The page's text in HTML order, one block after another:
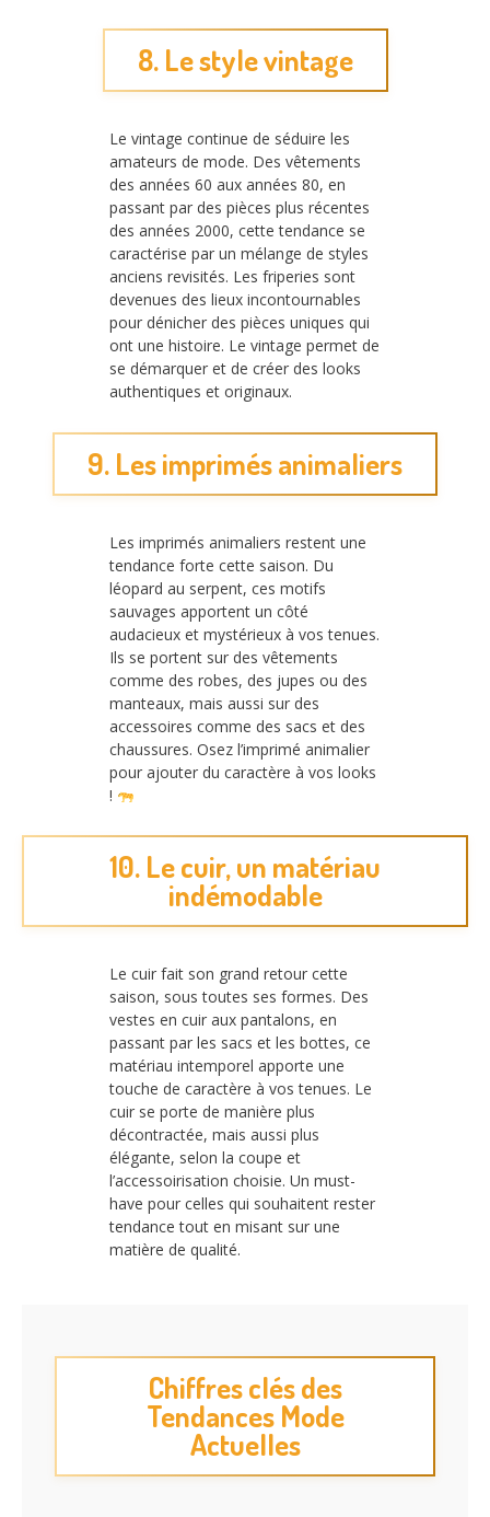
8. Le style vintage
Le vintage continue de séduire les
amateurs de mode. Des vêtements
des années 60 aux années 80, en
passant par des pièces plus récentes
des années 2000, cette tendance se
caractérise par un mélange de styles
anciens revisités. Les friperies sont
devenues des lieux incontournables
pour dénicher des pièces uniques qui
ont une histoire. Le vintage permet de
se démarquer et de créer des looks
authentiques et originaux.
9. Les imprimés animaliers
Les imprimés animaliers restent une
tendance forte cette saison. Du
léopard au serpent, ces motifs
sauvages apportent un côté
audacieux et mystérieux à vos tenues.
Ils se portent sur des vêtements
comme des robes, des jupes ou des
manteaux, mais aussi sur des
accessoires comme des sacs et des
chaussures. Osez l’imprimé animalier
pour ajouter du caractère à vos looks
!
10. Le cuir, un matériau
indémodable
Le cuir fait son grand retour cette
saison, sous toutes ses formes. Des
vestes en cuir aux pantalons, en
passant par les sacs et les bottes, ce
matériau intemporel apporte une
touche de caractère à vos tenues. Le
cuir se porte de manière plus
décontractée, mais aussi plus
élégante, selon la coupe et
l’accessoirisation choisie. Un must-
have pour celles qui souhaitent rester
tendance tout en misant sur une
matière de qualité.
Chiffres clés des
Tendances Mode
Actuelles